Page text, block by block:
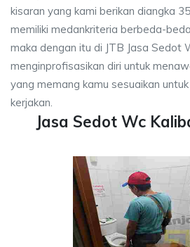
kisaran yang kami berikan diangka
memiliki medankriteria berbeda-
maka dengan itu di JTB Jasa Sedot
menginprofisasikan diri untuk
yang memang kamu sesuaikan
kerjakan.
Jasa Sedot Wc